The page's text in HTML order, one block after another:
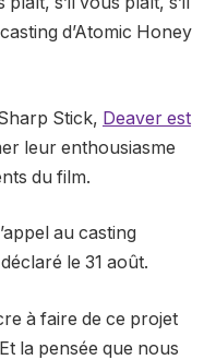
d’Atomic Honey
Stick, Deaver est
leur enthousiasme
du film.
au casting
le 31 août.
à faire de ce projet
la pensée que nous